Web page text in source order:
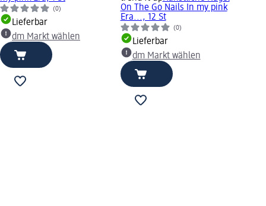
(0)
Lieferbar
dm Markt wählen
On The Go Nails In my pink
Era..., 12 St
(0)
Lieferbar
dm Markt wählen